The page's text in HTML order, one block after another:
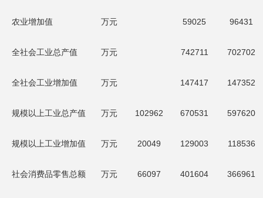
农业增加值 万元 59025 96431
全社会工业总产值 万元 742711 702702
全社会工业增加值 万元 147417 147352
规模以上工业总产值 万元 102962 670531 597620
规模以上工业增加值 万元 20049 129003 118536
社会消费品零售总额 万元 66097 401604 366961